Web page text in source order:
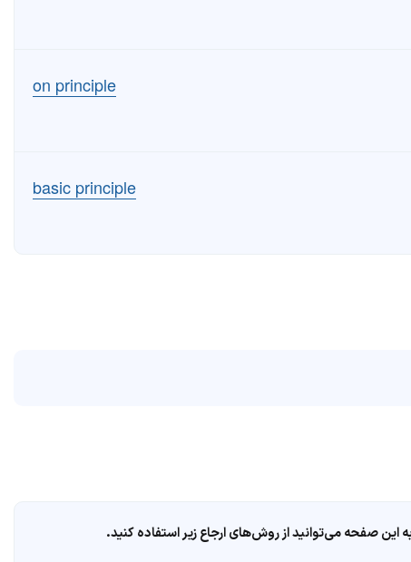
on principle
basic principle
صفحه می‌توانید از روش‌های ارجاع زیر استفاده کنید.